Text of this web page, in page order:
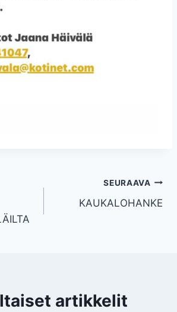
SEURAAVA
KAUKALOHANKE
artikkelit